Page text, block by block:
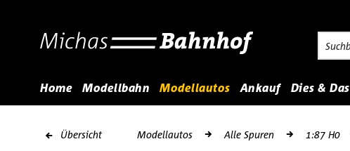
Home Modellbahn Modellautos Ankauf Dies & Das
Übersicht Modellautos Alle Spuren 1:87 H0